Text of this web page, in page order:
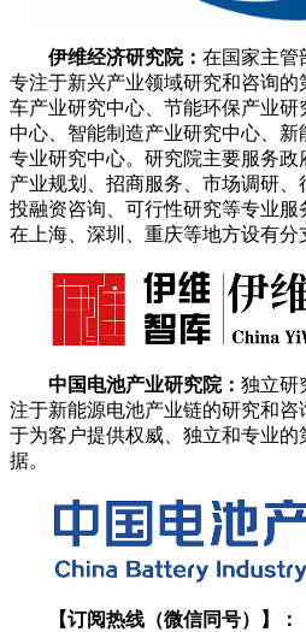
伊维经济研究院： 在国家主管
专注于新兴产业领域研究和咨询
车产业研究中心、节能环保产业
中心、智能制造产业研究中心、
专业研究中心。研究院主要服务
产业规划、招商服务、市场调研、
投融资咨询、可行性研究等专业服
在上海、深圳、重庆等地方设有分
中国电池产业研究院： 独立研
注于新能源电池产业链的研究和
于为客户提供权威、独立和专业
据。
【订阅热线（微信同号）】：